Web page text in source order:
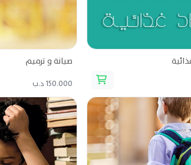
صيانة و ترميم
150.000 د.ب